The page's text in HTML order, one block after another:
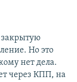
Но это
нет дела.
через КПП, на